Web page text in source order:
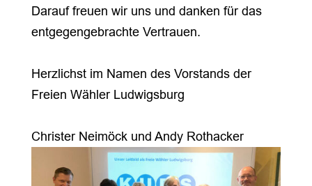
Darauf freuen wir uns und danken für das
entgegengebrachte Vertrauen.
Herzlichst im Namen des Vorstands der
Freien Wähler Ludwigsburg
Christer Neimöck und Andy Rothacker